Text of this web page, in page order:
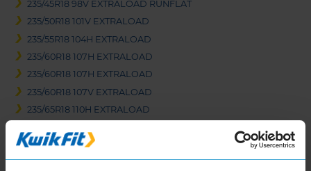
235/45R18 98V EXTRALOAD RUNFLAT
235/50R18 101V EXTRALOAD
235/55R18 104H EXTRALOAD
235/60R18 107H EXTRALOAD
235/60R18 107H EXTRALOAD
235/60R18 107V EXTRALOAD
235/65R18 110H EXTRALOAD
245/40R18 97W EXTRALOAD
245/45R18 100V EXTRALOAD